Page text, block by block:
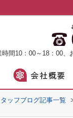
間10：00～18：00、
ッフブログ記事一覧